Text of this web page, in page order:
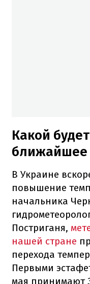
Какой
ближайшее
В Украине
повышение
начальника
Постриганя,
нашей стране
перехода
Первыми
мая принимают